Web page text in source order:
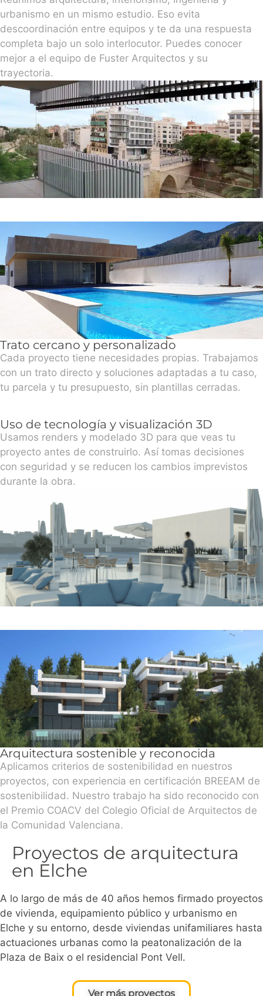
urbanismo en un mismo estudio. Eso evita
descoordinación entre equipos y te da una respuesta
completa bajo un solo interlocutor. Puedes conocer
mejor a el equipo de Fuster Arquitectos y su
trayectoria.
Trato cercano y personalizado
Cada proyecto tiene necesidades propias. Trabajamos
con un trato directo y soluciones adaptadas a tu caso,
tu parcela y tu presupuesto, sin plantillas cerradas.
Uso de tecnología y visualización 3D
Usamos renders y modelado 3D para que veas tu
proyecto antes de construirlo. Así tomas decisiones
con seguridad y se reducen los cambios imprevistos
durante la obra.
Arquitectura sostenible y reconocida
Aplicamos criterios de sostenibilidad en nuestros
proyectos, con experiencia en certificación BREEAM de
sostenibilidad. Nuestro trabajo ha sido reconocido con
el Premio COACV del Colegio Oficial de Arquitectos de
la Comunidad Valenciana.
Proyectos de arquitectura
en Elche
A lo largo de más de 40 años hemos firmado proyectos
de vivienda, equipamiento público y urbanismo en
Elche y su entorno, desde viviendas unifamiliares hasta
actuaciones urbanas como la peatonalización de la
Plaza de Baix o el residencial Pont Vell.
Ver más proyectos